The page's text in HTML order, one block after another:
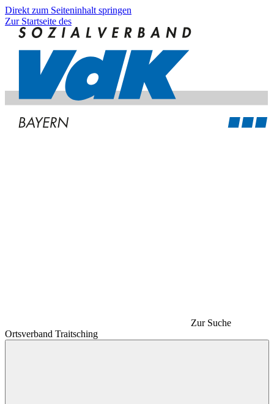
Direkt zum Seiteninhalt springen
Zur Startseite des
Zur Suche
Ortsverband Traitsching